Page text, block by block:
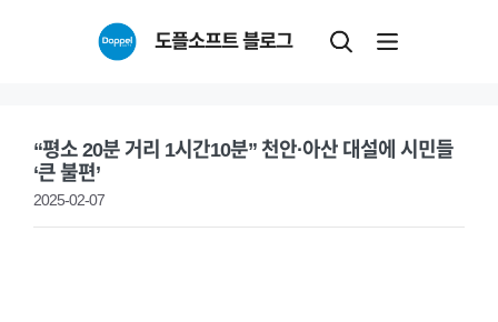
도플소프트 블로그
“평소 20분 거리 1시간10분” 천안·아산 대설에 시민들
‘큰 불편’
2025-02-07